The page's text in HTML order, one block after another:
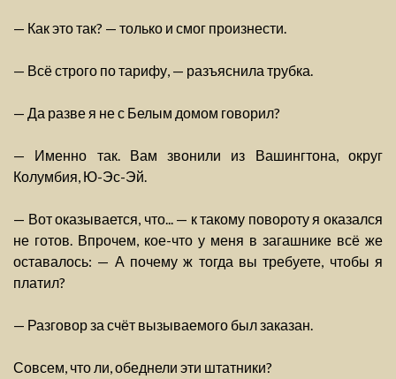
— Как это так? — только и смог произнести.
— Всё строго по тарифу, — разъяснила трубка.
— Да разве я не с Белым домом говорил?
— Именно так. Вам звонили из Вашингтона, округ
Колумбия, Ю-Эс-Эй.
— Вот оказывается, что... — к такому повороту я оказался
не готов. Впрочем, кое-что у меня в загашнике всё же
оставалось: — А почему ж тогда вы требуете, чтобы я
платил?
— Разговор за счёт вызываемого был заказан.
Совсем, что ли, обеднели эти штатники?